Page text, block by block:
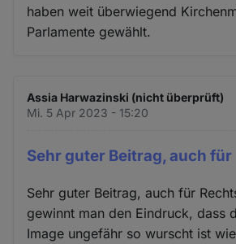
haben weit überwiegend
Parlamente gewählt.
Assia Harwazinski (nicht überprüft)
Mi. 5 Apr 2023 - 15:20
Sehr guter Beitrag, auch für
Sehr guter Beitrag, auch für
gewinnt man den Eindruck, dass
Image ungefähr so wurscht ist